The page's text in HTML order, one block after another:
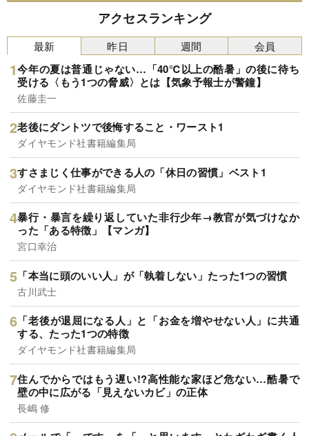
アクセスランキング
最新
今年の夏は普通じゃない…「40℃以上の酷暑」の後に待ち
受ける〈もう1つの脅威〉とは【気象予報士が警鐘】
佐藤圭一
老後にダントツで後悔すること・ワースト1
ダイヤモンド社書籍編集局
すさまじく仕事ができる人の「休日の習慣」ベスト1
ダイヤモンド社書籍編集局
暴行・暴言を繰り返していた非行少年→教官が気づけなか
った「ある特徴」【マンガ】
宮口幸治
「本当に頭のいい人」が「執着しない」たった1つの習慣
古川武士
「老後が退屈になる人」と「お金を増やせない人」に共通
する、たった1つの特徴
ダイヤモンド社書籍編集局
住んでからではもう遅い!?高性能な家ほど危ない…酷暑で
壁の中に広がる「見えないカビ」の正体
長嶋 修
昨日 週間 会員